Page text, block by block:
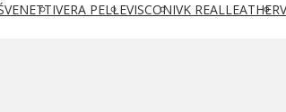
VENETTIVERA PELLEVISCONIVK REALLEATHER